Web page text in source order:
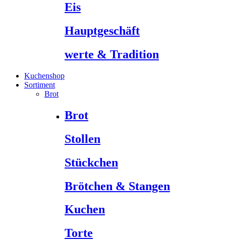
Eis
Hauptgeschäft
werte & Tradition
Kuchenshop
Sortiment
Brot
Brot
Stollen
Stückchen
Brötchen & Stangen
Kuchen
Torte